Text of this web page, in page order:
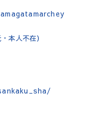
本人不在）